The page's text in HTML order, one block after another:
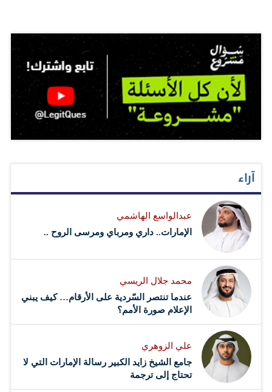
آراء
عبدالواسع الهاشمي
الإمارات.. داري ومرباي ومرسى الروح ..
محمد جلال الريسي
عندما تنتصر السّردية على الأرقام… كيف يبني
الإعلام صورة الأمم؟
علي الزوهري
جامع الشيخ زايد الكبير رسالة الإمارات التي لا
تحتاج إلى ترجمة